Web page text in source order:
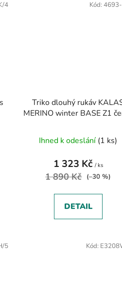
4
Triko dlouhý rukáv
MERINO winter BASE Z1
Ihned k odeslání (1 ks)
1 323 Kč / ks
1 890 Kč (–30 %)
DETAIL
Kód:
5 Kód: